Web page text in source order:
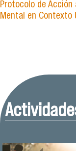
Protocolo de
Mental en Contexto